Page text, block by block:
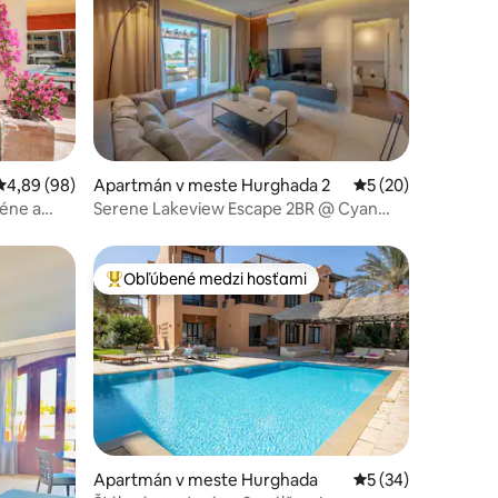
11 ohodnotenie 4,89 z 5, počet hodnotení: 98
4,89 (98)
a
Apartmán v meste Hurghada 2 Priemerné
5 (20)
Serene Lakeview Escape 2BR @ Cyan
65
Najobľúbenejšie medzi hosťami
Obľúbené medzi hosťami
Apartmán v meste Hurghada Priemerné
5 (34)